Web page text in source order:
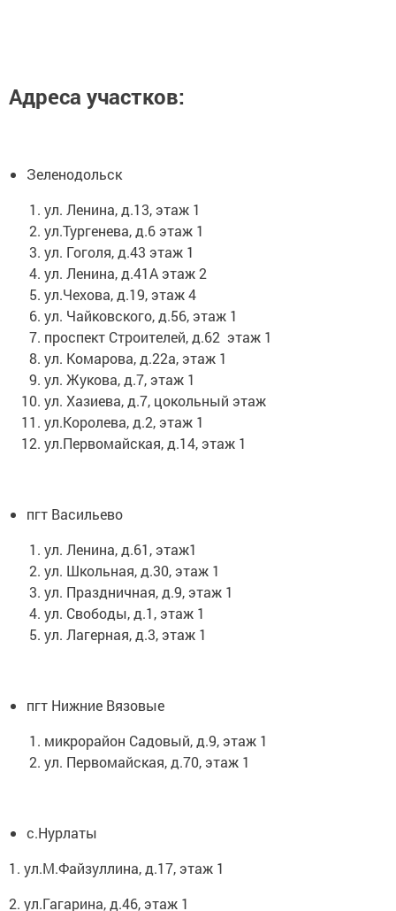
Адреса участков:
Зеленодольск
ул. Ленина, д.13, этаж 1
ул.Тургенева, д.6 этаж 1
ул. Гоголя, д.43 этаж 1
ул. Ленина, д.41А этаж 2
ул.Чехова, д.19, этаж 4
ул. Чайковского, д.56, этаж 1
проспект Строителей, д.62 этаж 1
ул. Комарова, д.22а, этаж 1
ул. Жукова, д.7, этаж 1
ул. Хазиева, д.7, цокольный этаж
ул.Королева, д.2, этаж 1
ул.Первомайская, д.14, этаж 1
пгт Васильево
ул. Ленина, д.61, этаж1
ул. Школьная, д.30, этаж 1
ул. Праздничная, д.9, этаж 1
ул. Свободы, д.1, этаж 1
ул. Лагерная, д.3, этаж 1
пгт Нижние Вязовые
микрорайон Садовый, д.9, этаж 1
ул. Первомайская, д.70, этаж 1
с.Нурлаты
1. ул.М.Файзуллина, д.17, этаж 1
2. ул.Гагарина, д.46, этаж 1